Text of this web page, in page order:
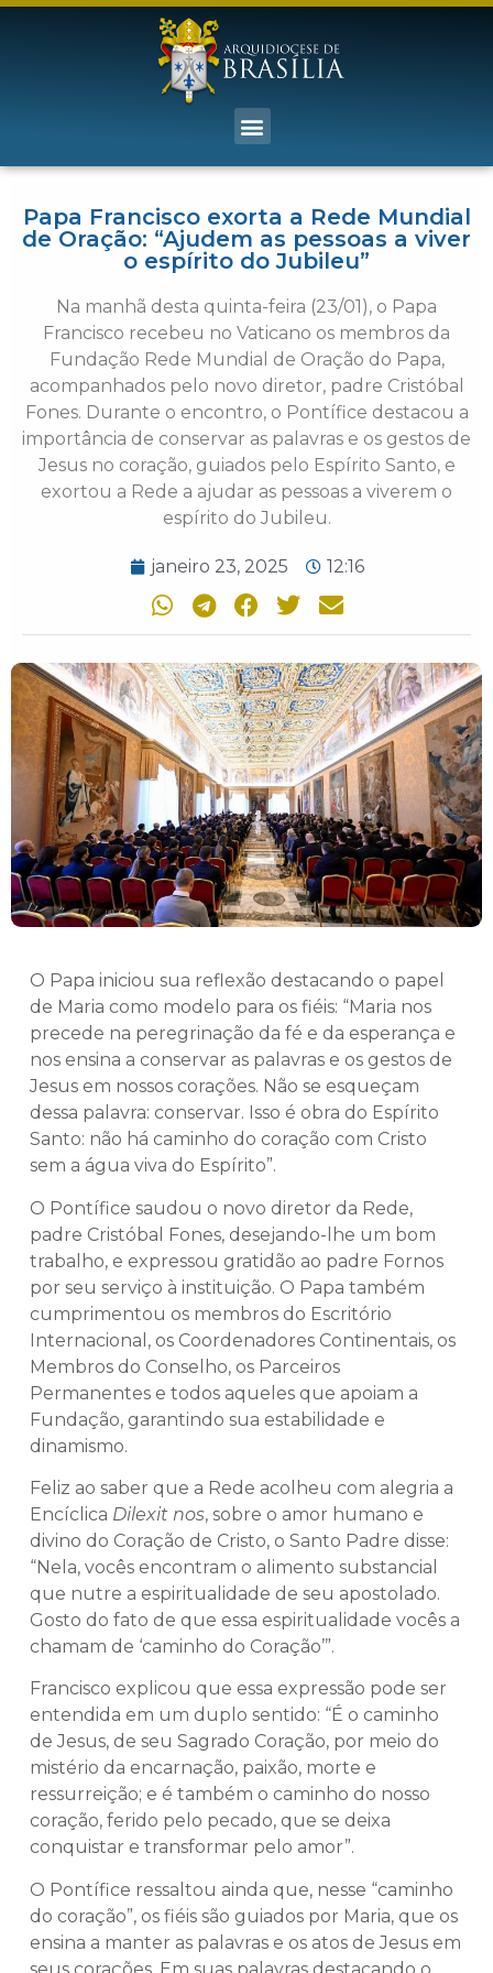
Papa Francisco exorta a Rede Mundial
de Oração: “Ajudem as pessoas a viver
o espírito do Jubileu”
Na manhã desta quinta-feira (23/01), o Papa
Francisco recebeu no Vaticano os membros da
Fundação Rede Mundial de Oração do Papa,
acompanhados pelo novo diretor, padre Cristóbal
Fones. Durante o encontro, o Pontífice destacou a
importância de conservar as palavras e os gestos de
Jesus no coração, guiados pelo Espírito Santo, e
exortou a Rede a ajudar as pessoas a viverem o
espírito do Jubileu.
janeiro 23, 2025 12:16
O Papa iniciou sua reflexão destacando o papel
de Maria como modelo para os fiéis: “Maria nos
precede na peregrinação da fé e da esperança e
nos ensina a conservar as palavras e os gestos de
Jesus em nossos corações. Não se esqueçam
dessa palavra: conservar. Isso é obra do Espírito
Santo: não há caminho do coração com Cristo
sem a água viva do Espírito”.
O Pontífice saudou o novo diretor da Rede,
padre Cristóbal Fones, desejando-lhe um bom
trabalho, e expressou gratidão ao padre Fornos
por seu serviço à instituição. O Papa também
cumprimentou os membros do Escritório
Internacional, os Coordenadores Continentais, os
Membros do Conselho, os Parceiros
Permanentes e todos aqueles que apoiam a
Fundação, garantindo sua estabilidade e
dinamismo.
Feliz ao saber que a Rede acolheu com alegria a
Encíclica Dilexit nos, sobre o amor humano e
divino do Coração de Cristo, o Santo Padre disse:
“Nela, vocês encontram o alimento substancial
que nutre a espiritualidade de seu apostolado.
Gosto do fato de que essa espiritualidade vocês a
chamam de ‘caminho do Coração’”.
Francisco explicou que essa expressão pode ser
entendida em um duplo sentido: “É o caminho
de Jesus, de seu Sagrado Coração, por meio do
mistério da encarnação, paixão, morte e
ressurreição; e é também o caminho do nosso
coração, ferido pelo pecado, que se deixa
conquistar e transformar pelo amor”.
O Pontífice ressaltou ainda que, nesse “caminho
do coração”, os fiéis são guiados por Maria, que os
ensina a manter as palavras e os atos de Jesus em